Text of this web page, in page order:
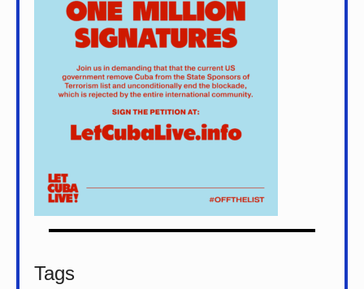
Tags